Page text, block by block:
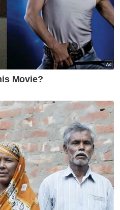
jumpa Pengarah
GP Singapura teliti